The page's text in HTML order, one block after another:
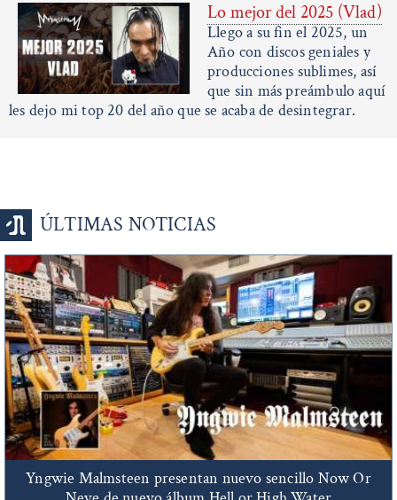
Lo mejor del 2025 (Vlad)
Llego a su fin el 2025, un
Año con discos geniales y
producciones sublimes, así
que sin más preámbulo aquí
les dejo mi top 20 del año que se acaba de desintegrar.
ÚLTIMAS NOTICIAS
Yngwie Malmsteen presentan nuevo sencillo Now Or